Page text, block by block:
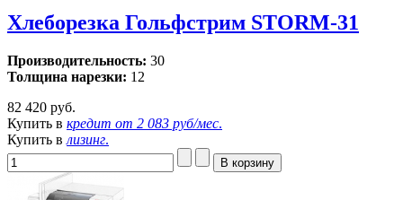
Хлеборезка Гольфстрим STORM-31
Производительность: 30
Толщина нарезки: 12
82 420 руб.
Купить в кредит от 2 083 руб/мес.
Купить в лизинг.